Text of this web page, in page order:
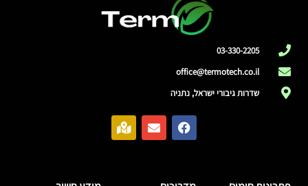
03-330-2205
office@termotech.co.il
שדרות גיבורי ישראל, נתניה